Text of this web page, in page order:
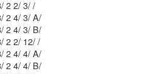
Mblu: 38/ 2 2/ 3/ /
Mblu: 38/ 2 4/ 3/ A/
Mblu: 38/ 2 4/ 3/ B/
Mblu: 38/ 2 2/ 12/ /
Mblu: 38/ 2 4/ 4/ A/
Mblu: 38/ 2 4/ 4/ B/